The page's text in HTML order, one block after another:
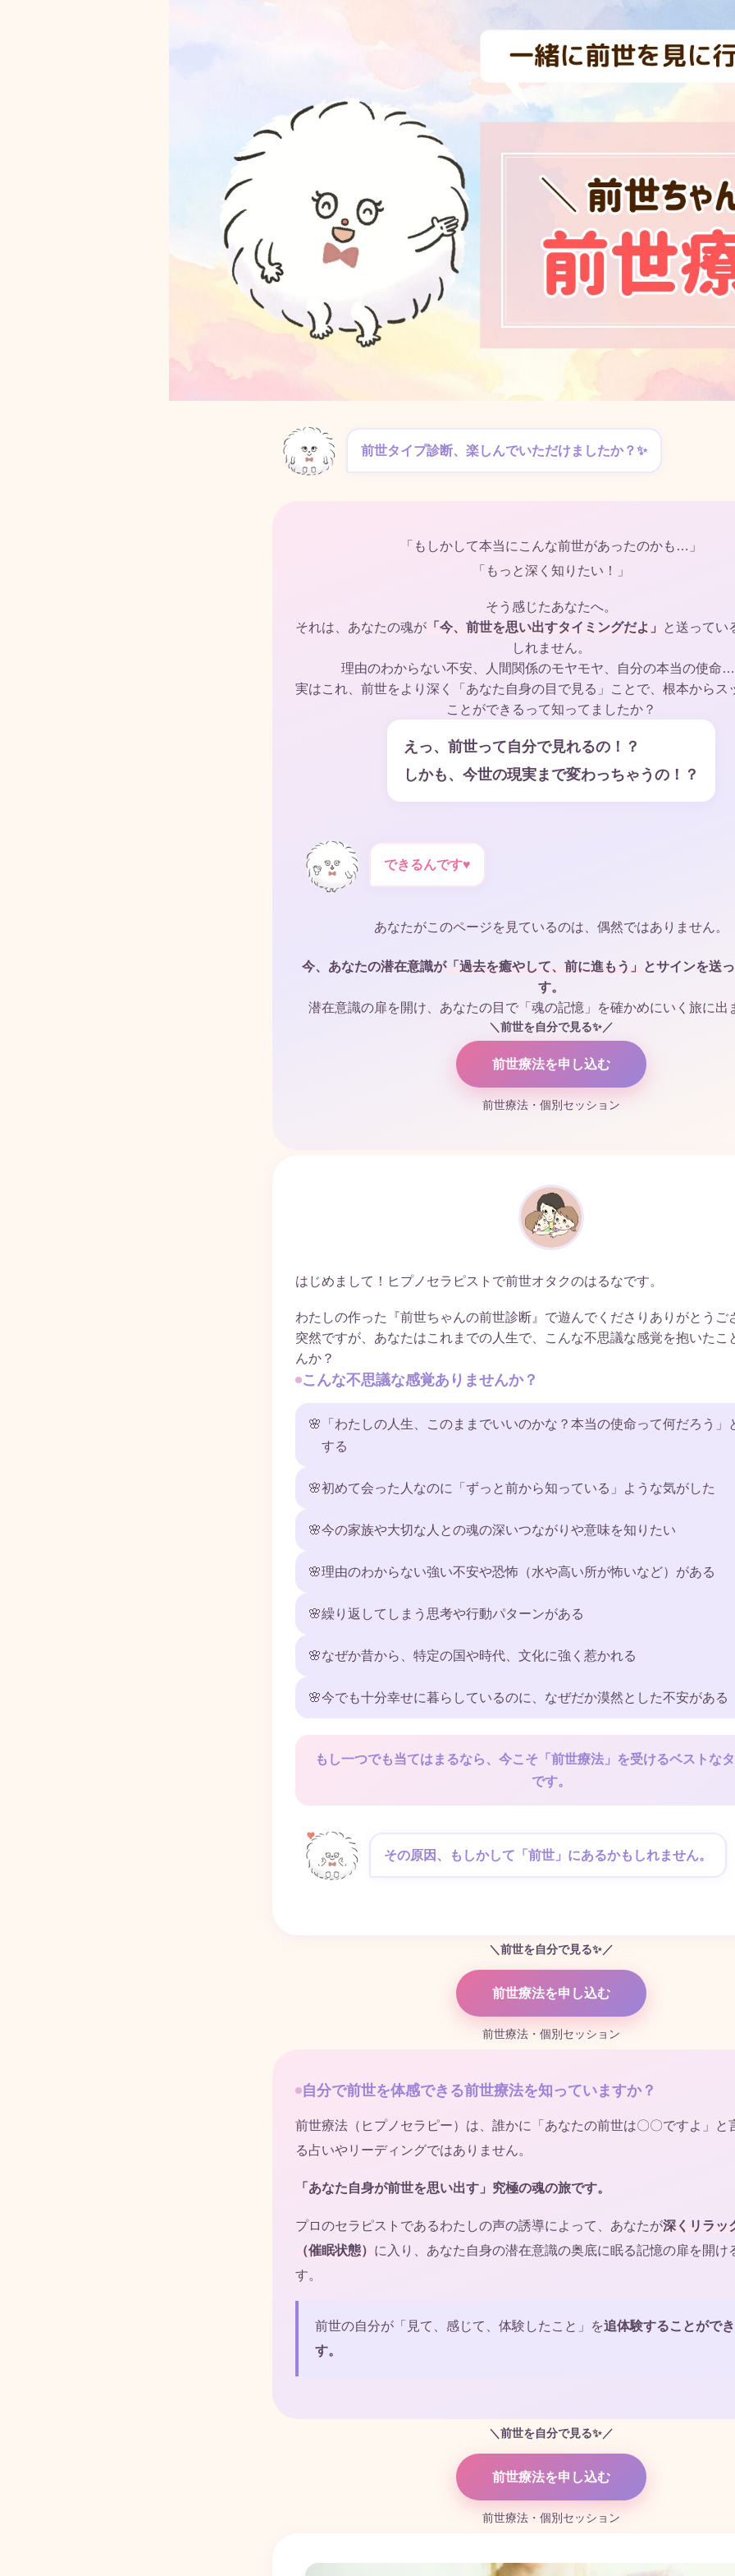
前世タイプ診断、楽しんでいただけましたか？✨
「もしかして本当にこんな前世があったのかも…」
「もっと深く知りたい！」
そう感じたあなたへ。
それは、あなたの魂が 「今、前世を思い出すタイミングだよ」
と送ってい
しれません。
理由のわからない不安、人間関係のモヤモヤ、自分の本当の使
実はこれ、前世をより深く「あなた自身の目で見る」ことで、根本からス
ことができるって知ってましたか？
えっ、前世って自分で見れるの！？
しかも、今世の現実まで変わっちゃうの！？
できるんです♥
あなたがこのページを見ているのは、偶然ではありません。
今、あなたの潜在意識が「過去を癒やして、前に進もう」 とサインを送
す。
潜在意識の扉を開け、あなたの目で「魂の記憶」を確かめにいく旅に出
＼前世を自分で見る✨／
前世療法を申し込む
前世療法・個別セッション
はじめまして！ヒプノセラピストで前世オタクのはるなです。
わたしの作った『前世ちゃんの前世診断』で遊んでくださりありがとうご
突然ですが、あなたはこれまでの人生で、こんな不思議な感覚を抱いたこ
んか？
こんな不思議な感覚ありませんか？
🌸
「わたしの人生、このままでいいのかな？本当の使命って何だろう」
する
🌸初めて会った人なのに「ずっと前から知っている」ような気がした
🌸今の家族や大切な人との魂の深いつながりや意味を知りたい
🌸理由のわからない強い不安や恐怖（水や高い所が怖いなど）がある
🌸繰り返してしまう思考や行動パターンがある
🌸なぜか昔から、特定の国や時代、文化に強く惹かれる
🌸今でも十分幸せに暮らしているのに、なぜだか漠然とした不安がある
もし一つでも当てはまるなら、今こそ「前世療法」を受けるベストな
です。
その原因、もしかして「前世」にあるかもしれません。
＼前世を自分で見る✨／
前世療法を申し込む
前世療法・個別セッション
自分で前世を体感できる前世療法を知っていますか？
前世療法（ヒプノセラピー）は、誰かに「あなたの前世は〇〇ですよ」と
る占いやリーディングではありません。
「あなた自身が前世を思い出す」究極の魂の旅です。
プロのセラピストであるわたしの声の誘導によって、あなたが深くリラッ
（催眠状態） に入り、あなた自身の潜在意識の奥底に眠る記憶の扉を開け
す。
前世の自分が「見て、感じて、体験したこと」を追体験することがで
す。
＼前世を自分で見る✨／
前世療法を申し込む
前世療法・個別セッション